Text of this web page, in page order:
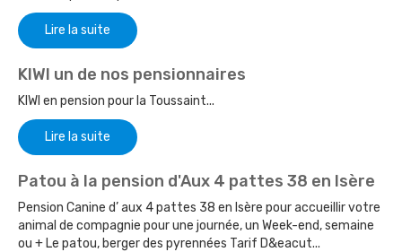
Lire la suite
KIWI un de nos pensionnaires
KIWI en pension pour la Toussaint...
Lire la suite
Patou à la pension d'Aux 4 pattes 38 en Isère
Pension Canine d’ aux 4 pattes 38 en Isère pour accueillir votre
animal de compagnie pour une journée, un Week-end, semaine
ou + Le patou, berger des pyrennées Tarif D&eacut...